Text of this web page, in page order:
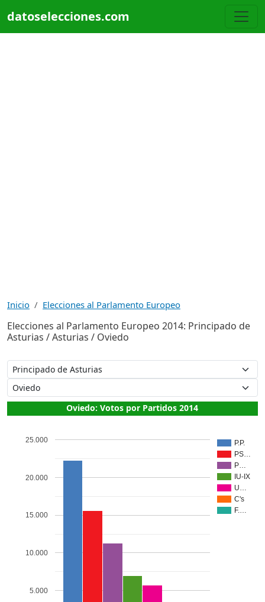
datoselecciones.com
Inicio Elecciones al Parlamento Europeo
Elecciones al Parlamento Europeo 2014: Principado de
Asturias / Asturias / Oviedo
Oviedo: Votos por Partidos 2014
P.P.
PS…
P…
IU-IX
U…
C's
F.…
5.000
10.000
15.000
20.000
25.000